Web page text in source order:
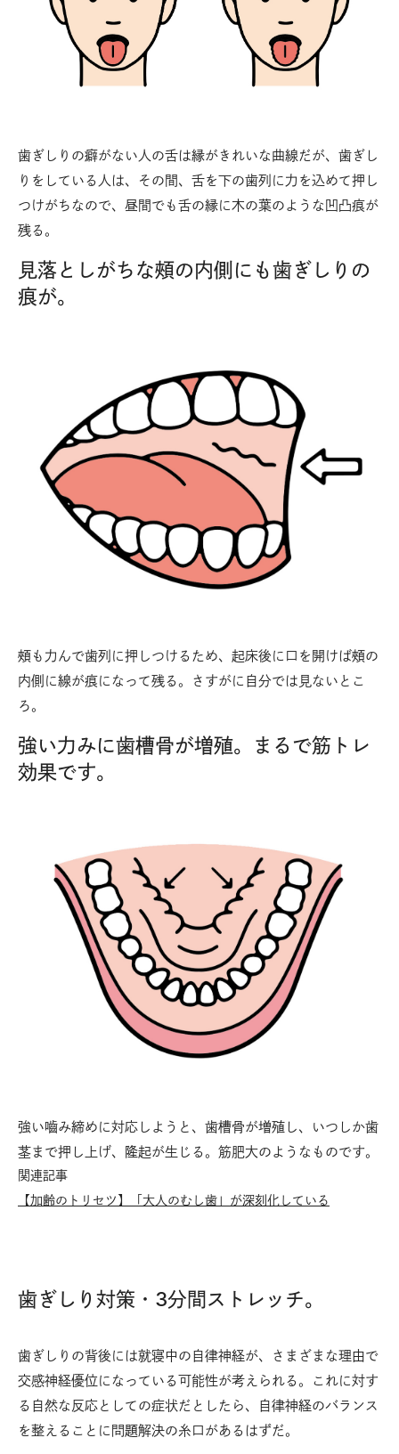
歯ぎしりの癖がない人の舌は縁がきれいな曲線だが、歯ぎし
りをしている人は、その間、舌を下の歯列に力を込めて押し
つけがちなので、昼間でも舌の縁に木の葉のような凹凸痕が
残る。
見落としがちな頰の内側にも歯ぎしりの
痕が。
頰も力んで歯列に押しつけるため、起床後に口を開けば頰の
内側に線が痕になって残る。さすがに自分では見ないとこ
ろ。
強い力みに歯槽骨が増殖。まるで筋トレ
効果です。
強い嚙み締めに対応しようと、歯槽骨が増殖し、いつしか歯
茎まで押し上げ、隆起が生じる。筋肥大のようなものです。
関連記事
【加齢のトリセツ】「大人のむし歯」が深刻化している
歯ぎしり対策・3分間ストレッチ。
歯ぎしりの背後には就寝中の自律神経が、さまざまな理由で
交感神経優位になっている可能性が考えられる。これに対す
る自然な反応としての症状だとしたら、自律神経のバランス
を整えることに問題解決の糸口があるはずだ。